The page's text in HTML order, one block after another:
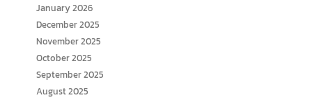
January 2026
December 2025
November 2025
October 2025
September 2025
August 2025